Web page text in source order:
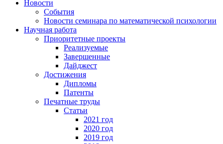
Новости
События
Новости семинара по математической психологии
Научная работа
Приоритетные проекты
Реализуемые
Завершенные
Дайджест
Достижения
Дипломы
Патенты
Печатные труды
Статьи
2021 год
2020 год
2019 год